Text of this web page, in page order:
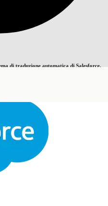
di traduzione automatica di Salesforce.